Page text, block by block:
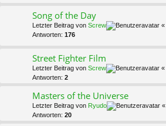
Song of the Day
Letzter Beitrag von Screw «
Antworten: 176
Street Fighter Film
Letzter Beitrag von Screw «
Antworten: 2
Masters of the Universe
Letzter Beitrag von Ryudo «
Antworten: 20